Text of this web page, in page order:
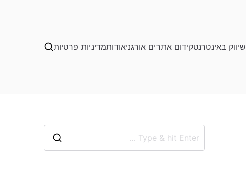
שיווק באינטרנטקידום אתרים אורגניאודותמדיניות פרטיות